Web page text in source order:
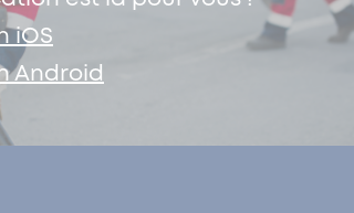
iOS
Android